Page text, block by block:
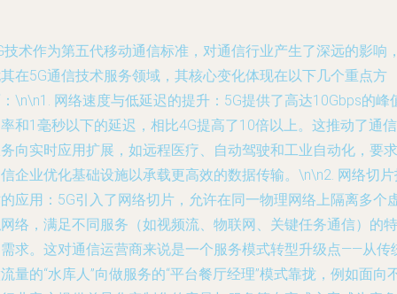
技术作为第五代移动通信标准，对通信行业产生了深远的影响
在5G通信技术服务领域，其核心变化体现在以下几个重点方
\n\n1. 网络速度与低延迟的提升 ：5G提供了高达10Gbps的峰
和1毫秒以下的延迟，相比4G提高了10倍以上。这推动了通信
向实时应用扩展，如远程医疗、自动驾驶和工业自动化，要求
企业优化基础设施以承载更高效的数据传输。\n\n2. 网络切
应用 ：5G引入了网络切片，允许在同一物理网络上隔离多个
络，满足不同服务（如视频流、物联网、关键任务通信）的特
求。这对通信运营商来说是一个服务模式转型升级点——从传
量的“水库人”向做服务的“平台餐厅经理”模式靠拢，例如面向